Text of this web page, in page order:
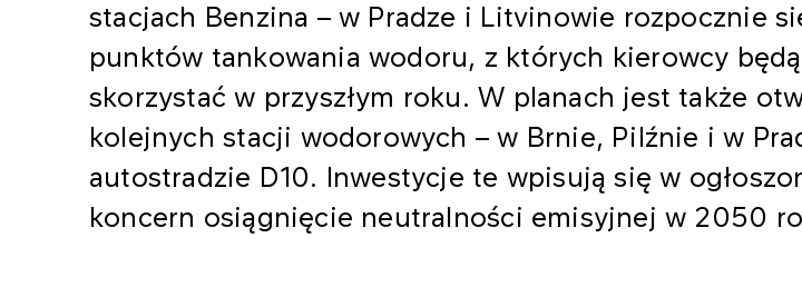
stacjach Benzina – w Pradze i Litvinowie rozpocznie
punktów tankowania wodoru, z których kierowcy
skorzystać w przyszłym roku. W planach jest także
kolejnych stacji wodorowych – w Brnie, Pilźnie i w
autostradzie D10. Inwestycje te wpisują się w
koncern osiągnięcie neutralności emisyjnej w 2050